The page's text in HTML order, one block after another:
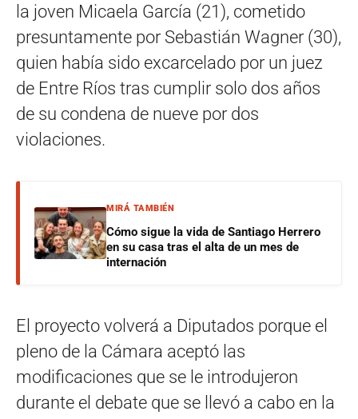
la joven Micaela García (21), cometido
presuntamente por Sebastián Wagner (30),
quien había sido excarcelado por un juez
de Entre Ríos tras cumplir solo dos años
de su condena de nueve por dos
violaciones.
MIRÁ TAMBIÉN
Cómo sigue la vida de Santiago Herrero
en su casa tras el alta de un mes de
internación
El proyecto volverá a Diputados porque el
pleno de la Cámara aceptó las
modificaciones que se le introdujeron
durante el debate que se llevó a cabo en la